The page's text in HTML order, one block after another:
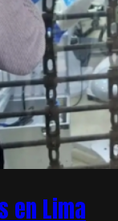
en Lima